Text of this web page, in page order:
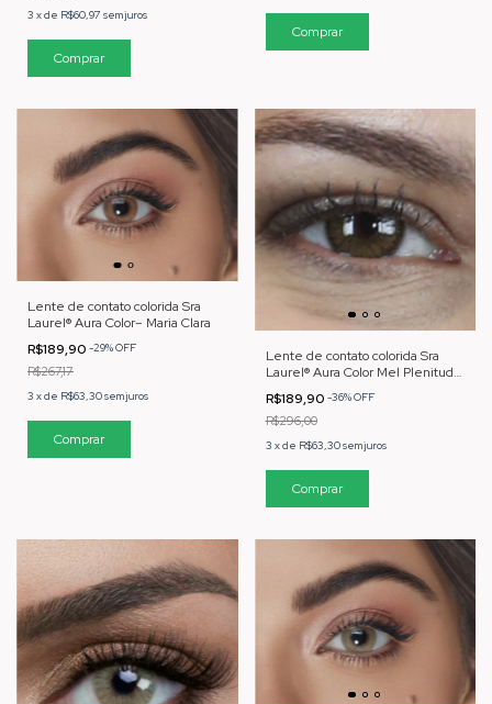
3 xde R$60,97 sem juros
Comprar
Lente de contato colorida Sra
Laurel® Aura Color– Maria Clara
R$189,90 -29%OFF
R$267,17
3 xde R$63,30sem juros
Lente de contato colorida Sra
Laurel® Aura Color Mel Plenitude
R$189,90 -36%OFF
R$296,00
3 xde R$63,30sem juros